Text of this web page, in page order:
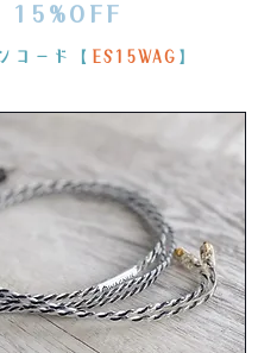
15%OFF
コード【 ES15WAG 】